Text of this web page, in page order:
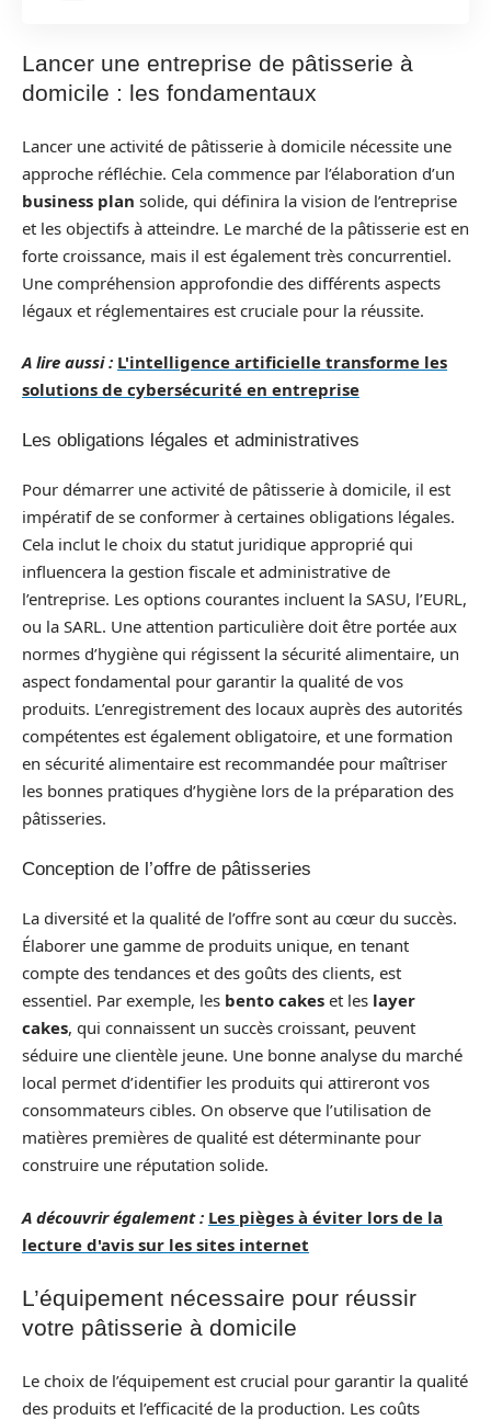
Lancer une entreprise de pâtisserie à
domicile : les fondamentaux
Lancer une activité de pâtisserie à domicile nécessite une
approche réfléchie. Cela commence par l’élaboration d’un
business plan solide, qui définira la vision de l’entreprise
et les objectifs à atteindre. Le marché de la pâtisserie est en
forte croissance, mais il est également très concurrentiel.
Une compréhension approfondie des différents aspects
légaux et réglementaires est cruciale pour la réussite.
A lire aussi : L'intelligence artificielle transforme les
solutions de cybersécurité en entreprise
Les obligations légales et administratives
Pour démarrer une activité de pâtisserie à domicile, il est
impératif de se conformer à certaines obligations légales.
Cela inclut le choix du statut juridique approprié qui
influencera la gestion fiscale et administrative de
l’entreprise. Les options courantes incluent la SASU, l’EURL,
ou la SARL. Une attention particulière doit être portée aux
normes d’hygiène qui régissent la sécurité alimentaire, un
aspect fondamental pour garantir la qualité de vos
produits. L’enregistrement des locaux auprès des autorités
compétentes est également obligatoire, et une formation
en sécurité alimentaire est recommandée pour maîtriser
les bonnes pratiques d’hygiène lors de la préparation des
pâtisseries.
Conception de l’offre de pâtisseries
La diversité et la qualité de l’offre sont au cœur du succès.
Élaborer une gamme de produits unique, en tenant
compte des tendances et des goûts des clients, est
essentiel. Par exemple, les bento cakes et les layer
cakes, qui connaissent un succès croissant, peuvent
séduire une clientèle jeune. Une bonne analyse du marché
local permet d’identifier les produits qui attireront vos
consommateurs cibles. On observe que l’utilisation de
matières premières de qualité est déterminante pour
construire une réputation solide.
A découvrir également : Les pièges à éviter lors de la
lecture d'avis sur les sites internet
L’équipement nécessaire pour réussir
votre pâtisserie à domicile
Le choix de l’équipement est crucial pour garantir la qualité
des produits et l’efficacité de la production. Les coûts